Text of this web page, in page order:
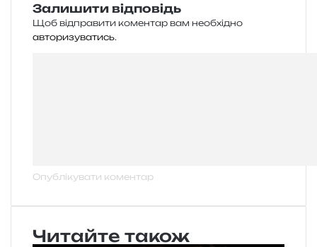
Залишити відповідь
Щоб відправити коментар вам необхідно
авторизуватись.
Читайте також